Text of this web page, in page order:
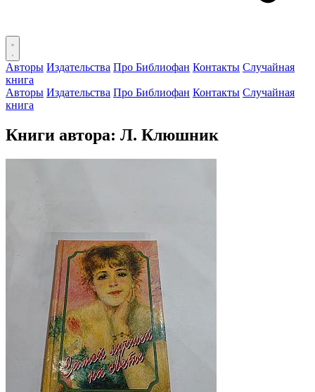
Авторы Издательства Про Библиофан Контакты Случайная
книга
Авторы Издательства Про Библиофан Контакты Случайная
книга
Книги автора: Л. Клюшник